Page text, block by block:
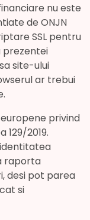
nu este
de ONJN
SSL pentru
prezentei
site-ului
ar trebui
privind
2019.
raporta
desi pot parea
si